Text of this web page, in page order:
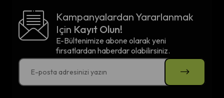
Kampanyalardan Yararlanmak
Için Kayıt Olun!
E-Bültenimize abone olarak yeni
fırsatlardan haberdar olabilirsiniz.